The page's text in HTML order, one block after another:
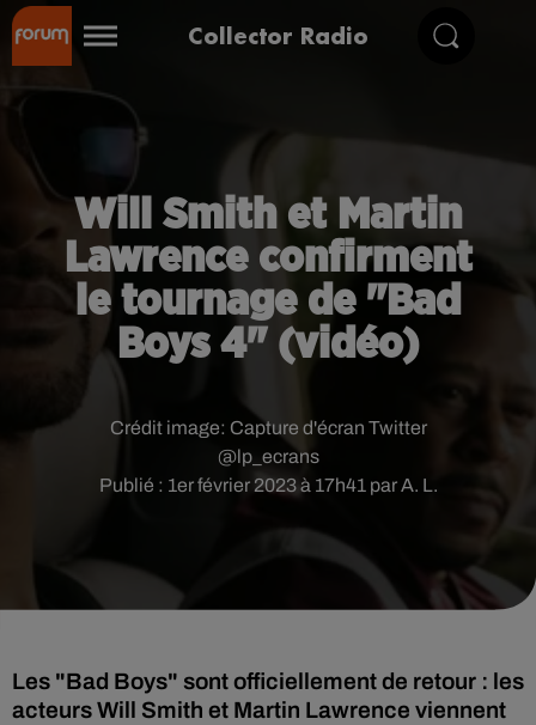
Collector Radio
Will Smith et Martin
Lawrence confirment
le tournage de "Bad
Boys 4" (vidéo)
Publié : 1er février 2023 à 17h41 par A. L.
Crédit image: Capture d'écran Twitter
@lp_ecrans
Les "Bad Boys" sont officiellement de retour : les
acteurs Will Smith et Martin Lawrence viennent